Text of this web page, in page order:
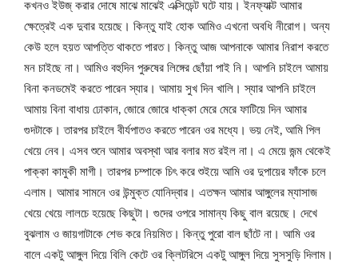
কখনও ইউজ্ করার দোষে মাঝে মাঝেই এক্সিডেন্ট ঘটে যায়। ইনফ্যাক্ট আমার
ক্ষেত্রেই এক দুবার হয়েছে। কিন্তু যাই হোক আমিও এখনো অবধি নীরোগ। অন্য
কেউ হলে হয়ত আপত্তি থাকতে পারত। কিন্তু আজ আপনাকে আমার নিরাশ করতে
মন চাইছে না। আমিও বহুদিন পুরুষের লিঙ্গের ছোঁয়া পাই নি। আপনি চাইলে আমায়
বিনা কনডমেই করতে পারেন স্যার। আমায় সুখ দিন খালি। স্যার আপনি চাইলে
আমায় বিনা বাধায় ঢোকান, জোরে জোরে ধাক্কা মেরে মেরে ফাটিয়ে দিন আমার
গুদটাকে। তারপর চাইলে বীর্যপাতও করতে পারেন ওর মধ্যে। ভয় নেই, আমি পিল
খেয়ে নেব। এসব শুনে আমার অবস্থা আর বলার মত রইল না। এ মেয়ে জন্ম থেকেই
পাক্কা কামুকী মাগী। তারপর চম্পাকে চিৎ করে শুইয়ে আমি ওর দুপায়ের ফাঁকে চলে
এলাম। আমার সামনে ওর উন্মুক্ত যোনিদ্বার। এতক্ষন আমার আঙ্গুলের ম্যাসাজ
খেয়ে খেয়ে লালচে হয়েছে কিছুটা। গুদের ওপরে সামান্য কিছু বাল রয়েছে। দেখে
বুঝলাম ও জায়গাটাকে শেভ করে নিয়মিত। কিন্তু পুরো বাল ছাঁটে না। আমি ওর
বালে একটু আঙ্গুল দিয়ে বিলি কেটে ওর ক্লিটরিসে একটু আঙ্গুল দিয়ে সুসসুড়ি দিলাম।